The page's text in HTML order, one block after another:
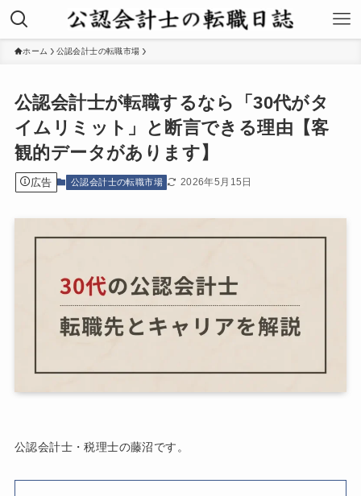
ホーム 公認会計士の転職市場
公認会計士が転職するなら「30代がタ
イムリミット」と断言できる理由【客
観的データがあります】
広告 公認会計士の転職市場 2026年5月15日
公認会計士・税理士の藤沼です。